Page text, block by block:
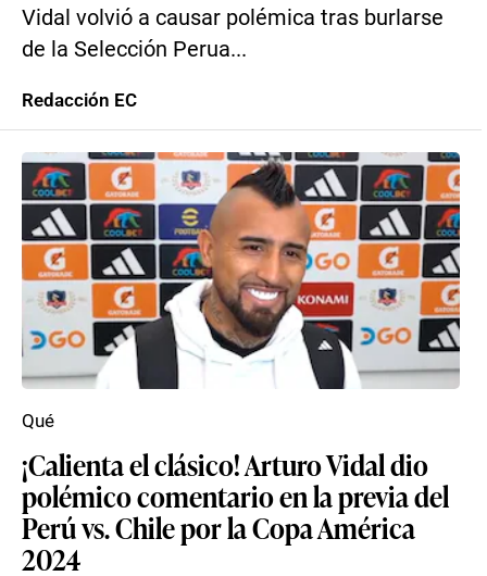
Vidal volvió a causar polémica tras burlarse
de la Selección Perua...
Redacción EC
¡Calienta el clásico! Arturo Vidal dio
polémico comentario en la previa del
Perú vs. Chile por la Copa América
2024
Qué